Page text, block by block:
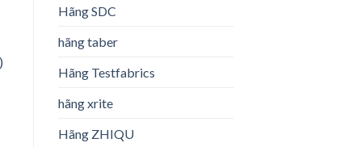
Hãng SDC
hãng taber
Hãng Testfabrics
hãng xrite
Hãng ZHIQU